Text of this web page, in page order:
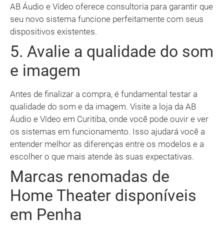
AB Áudio e Vídeo oferece consultoria para garantir que
seu novo sistema funcione perfeitamente com seus
dispositivos existentes.
5. Avalie a qualidade do som
e imagem
Antes de finalizar a compra, é fundamental testar a
qualidade do som e da imagem. Visite a loja da AB
Áudio e Vídeo em Curitiba, onde você pode ouvir e ver
os sistemas em funcionamento. Isso ajudará você a
entender melhor as diferenças entre os modelos e a
escolher o que mais atende às suas expectativas.
Marcas renomadas de
Home Theater disponíveis
em Penha